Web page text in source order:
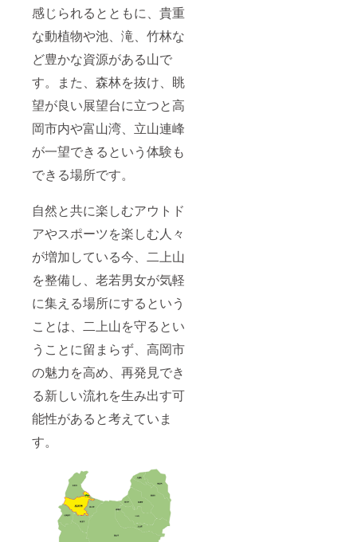
感じられるとともに、貴重
な動植物や池、滝、竹林な
ど豊かな資源がある山で
す。また、森林を抜け、眺
望が良い展望台に立つと高
岡市内や富山湾、立山連峰
が一望できるという体験も
できる場所です。
自然と共に楽しむアウトド
アやスポーツを楽しむ人々
が増加している今、二上山
を整備し、老若男女が気軽
に集える場所にするという
ことは、二上山を守るとい
うことに留まらず、高岡市
の魅力を高め、再発見でき
る新しい流れを生み出す可
能性があると考えていま
す。